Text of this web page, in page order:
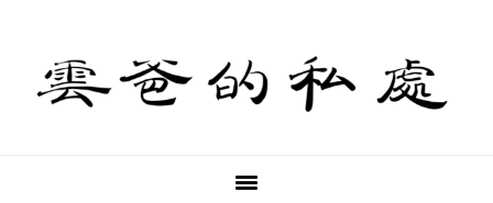
primary
navigation
content
primary
sidebar